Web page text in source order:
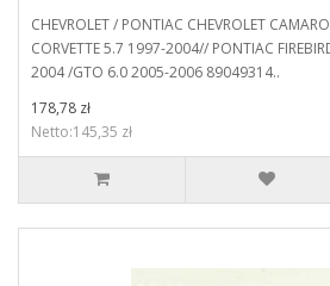
CHEVROLET / PONTIAC CHEVROLET
CORVETTE 5.7 1997-2004// PONTIAC
2004 /GTO 6.0 2005-2006 89049314..
178,78 zł
Netto:145,35 zł